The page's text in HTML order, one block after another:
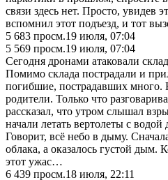
связи здесь нет. Просто, увидев
вспомнил этот подъезд, и тот
5 683 просм.19 июля, 07:04
5 569 просм.19 июля, 07:04
Сегодня дронами атаковали
Помимо склада пострадали и
погибшие, пострадавших много.
родители. Только что
рассказал, что утром слышал
начали летать вертолеты с
Говорит, всё небо в дыму.
облака, а оказалось густой дым.
этот ужас…
6 439 просм.18 июля, 22:11